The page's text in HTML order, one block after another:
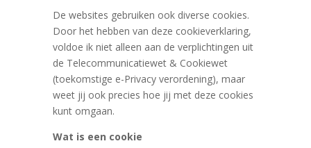
De websites gebruiken ook diverse cookies.
Door het hebben van deze cookieverklaring,
voldoe ik niet alleen aan de verplichtingen uit
de Telecommunicatiewet & Cookiewet
(toekomstige e-Privacy verordening), maar
weet jij ook precies hoe jij met deze cookies
kunt omgaan.
Wat is een cookie